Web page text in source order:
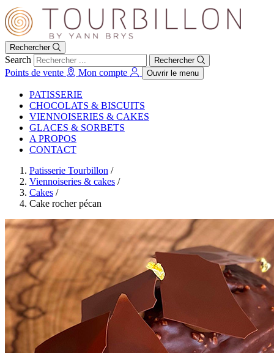
Rechercher
Search Rechercher
Points de vente Mon compte Ouvrir le menu
PATISSERIE
CHOCOLATS & BISCUITS
VIENNOISERIES & CAKES
GLACES & SORBETS
A PROPOS
CONTACT
Patisserie Tourbillon /
Viennoiseries & cakes /
Cakes /
Cake rocher pécan